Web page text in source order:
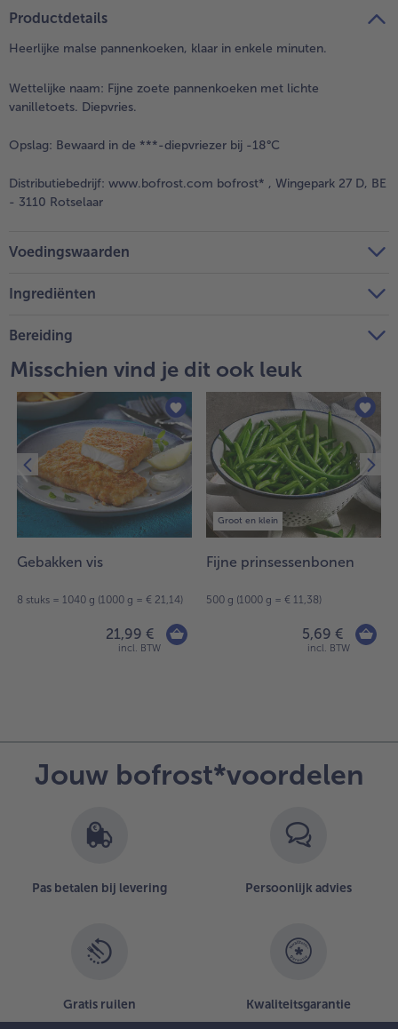
Productdetails
Heerlijke malse pannenkoeken, klaar in enkele minuten.
Wettelijke naam: Fijne zoete pannenkoeken met lichte
vanilletoets. Diepvries.
Opslag: Bewaard in de ***-diepvriezer bij -18°C
Distributiebedrijf: www.bofrost.com bofrost* , Wingepark 27 D, BE
- 3110 Rotselaar
Voedingswaarden
Ingrediënten
Bereiding
Misschien vind je dit ook leuk
Gebakken vis
8 stuks = 1040 g (1000 g = € 21,14)
21,99 €
incl. BTW
Groot en klein
Fijne prinsessenbonen
500 g (1000 g = € 11,38)
5,69 €
incl. BTW
Jouw bofrost*voordelen
Pas betalen bij levering Persoonlijk advies
Gratis ruilen Kwaliteitsgarantie